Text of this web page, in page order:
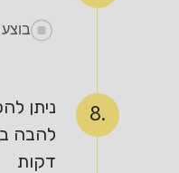
בוצע
8.
ניתן
דקות